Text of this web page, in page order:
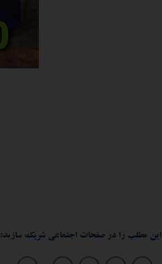
این مطلب را در صفحات اجتماعی شریک سازید: